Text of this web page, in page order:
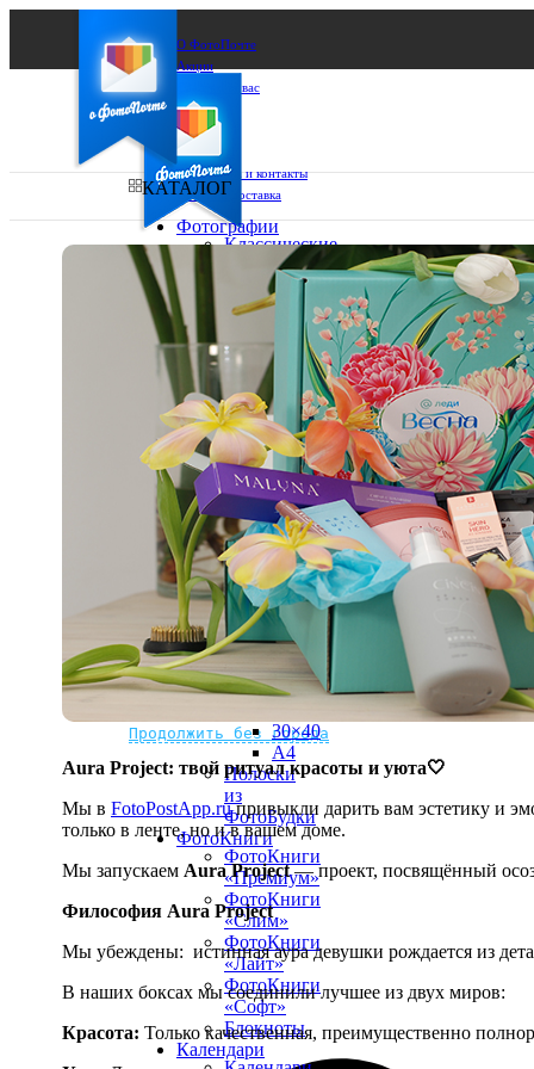
О ФотоПочте
Акции
Сделаем за вас
Бизнесу
FAQ
Франшиза
Поддержка и контакты
Оплата и доставка
Ваш город:
Ваш регион доставки
Выберите из списка:
Не нашли Ваш город?
Продолжить без города
КАТАЛОГ
Фотографии
Классические
10х10
10х15
13х18
15х15
15х20
20х20
20х30
30х30
30х40
А4
Фото
в
рамке
10х10
10×15
13×18
15×15
15×20
20×20
20×30
30×40
A4
Полоски
из
ФотоБудки
ФотоКниги
ФотоКниги
«Премиум»
ФотоКниги
«Слим»
ФотоКниги
«Лайт»
ФотоКниги
«Софт»
Блокноты
Календари
Aura Project: твой ритуал красоты и уюта🤍
Мы в FotoPostApp.ruпривыкли дарить вам эстетику и
только в ленте, но и в вашем доме.
Мы запускаем Aura Project— проект, посвящённый
Философия Aura Project
Мы убеждены: истинная аура девушки рождается из
В наших боксах мы соединили лучшее из двух миров:
Красота: Только качественная, преимущественно